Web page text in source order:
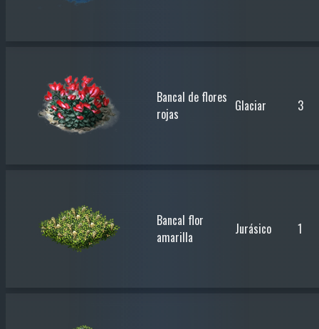
Bancal de flores
rojas
Glaciar 3
Bancal flor
amarilla
Jurásico 1